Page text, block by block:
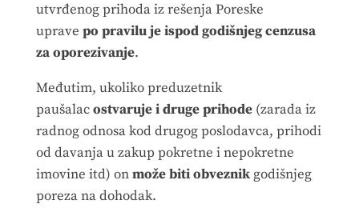
utvrđenog prihoda iz rešenja Poreske
uprave po pravilu je ispod godišnjeg cenzusa
za oporezivanje.
Međutim, ukoliko preduzetnik
paušalacostvaruje i druge prihode(zarada iz
radnog odnosa kod drugog poslodavca, prihodi
od davanja u zakup pokretne i nepokretne
imovine itd) onmože biti obveznikgodišnjeg
poreza na dohodak.